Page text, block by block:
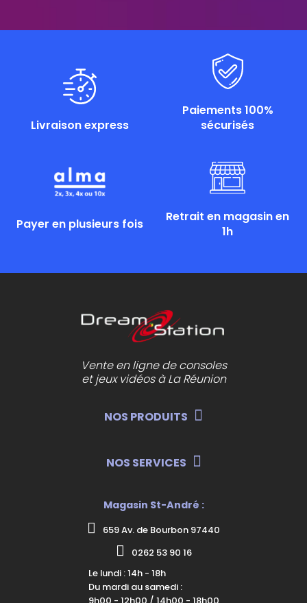
Livraison express
Paiements 100%
sécurisés
Payer en plusieurs fois
Retrait en magasin en
1h
Vente en ligne de consoles
et jeux vidéos à La Réunion
NOS PRODUITS
NOS SERVICES
Magasin St-André :
659 Av. de Bourbon 97440
0262 53 90 16
Le lundi : 14h - 18h
Du mardi au samedi :